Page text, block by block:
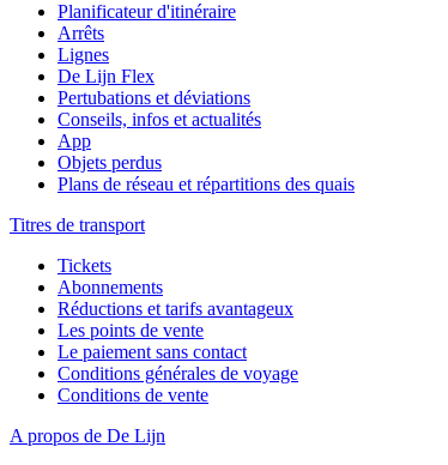
Planificateur d'itinéraire
Arrêts
Lignes
De Lijn Flex
Pertubations et déviations
Conseils, infos et actualités
App
Objets perdus
Plans de réseau et répartitions des quais
Titres de transport
Tickets
Abonnements
Réductions et tarifs avantageux
Les points de vente
Le paiement sans contact
Conditions générales de voyage
Conditions de vente
A propos de De Lijn